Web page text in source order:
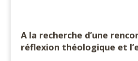
A la recherche d’une
réflexion théologique et